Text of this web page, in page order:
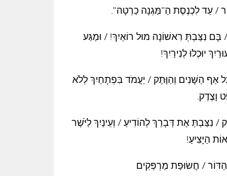
/ עַד לִכְנֶסֶת הַ"מַּגְנָה כַרְטָה".
/ בָּם נִצַּבְתְּ רִאשׁוֹנָה מוּל רוֹאַיִךְ! / וּמַגַּע
יוּכְלוּ לְנִירַיִךְ!
עַל אַף הַשָּׁנִים וְהַוֶּתֶק / יַעֲמֹד בִּפְתָחַיִךְ לְלֹא
וָצֶדֶק.
/ נִצַּבְתְּ אֶת דְּבָרֵךְ לְהוֹדִיעַ / וְעֵינַיִךְ לַיֹּשֶׁר
הַיָּצִיעַ!
/ חֲשׂוּפַת מַרְפְּקִים